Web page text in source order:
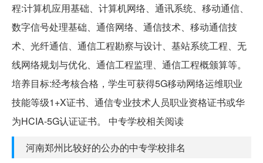
程:计算机应用基础、计算机网络、通讯系统、移动通信、
数字信号处理基础、通倍网络、通信技术、移动通信技
术、光纤通信、通信工程勘察与设计、基站系统工程、无
线网络规划与优化、通信工程监理、通信工程概颁算等。
培养目标:经考核合格，学生可获得5G移动网络运维职业
技能等级1+X证书、通信专业技术人员职业资格证书或华
为HCIA-5G认证证书。 中专学校相关阅读
河南郑州比较好的公办的中专学校排名